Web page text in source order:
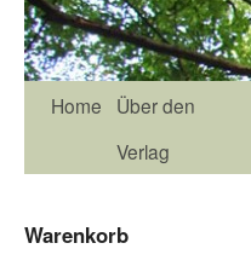
Home
Über den
Verlag
Warenkorb